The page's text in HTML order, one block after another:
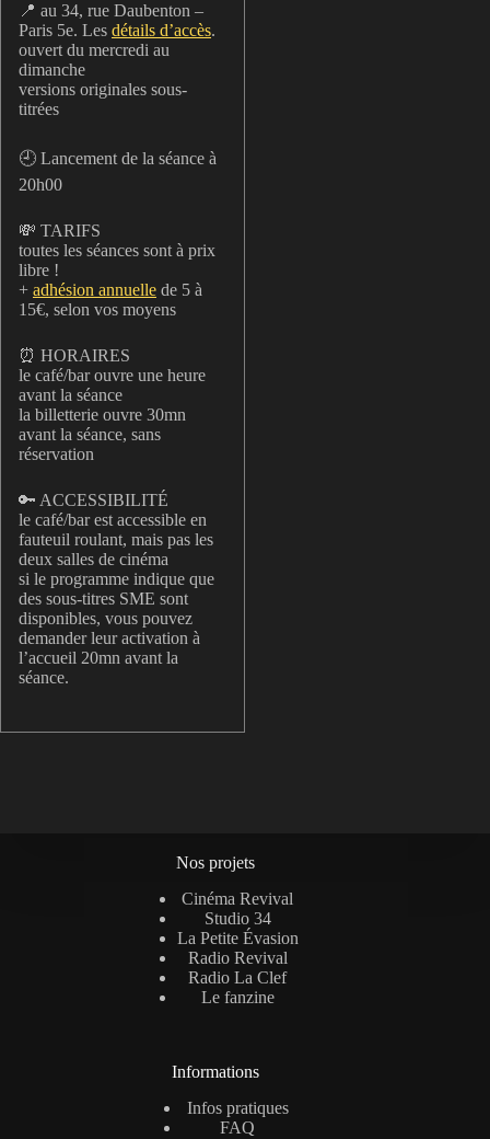
📍 au 34, rue Daubenton –
Paris 5e. Les détails d’accès.
ouvert du mercredi au
dimanche
versions originales sous-
titrées
🕘 Lancement de la séance à
20h00
💸 TARIFS
toutes les séances sont à prix
libre !
+ adhésion annuelle de 5 à
15€, selon vos moyens
⏰ HORAIRES
le café/bar ouvre une heure
avant la séance
la billetterie ouvre 30mn
avant la séance, sans
réservation
🔑 ACCESSIBILITÉ
le café/bar est accessible en
fauteuil roulant, mais pas les
deux salles de cinéma
si le programme indique que
des sous-titres SME sont
disponibles, vous pouvez
demander leur activation à
l’accueil 20mn avant la
séance.
Nos projets
Cinéma Revival
Studio 34
La Petite Évasion
Radio Revival
Radio La Clef
Le fanzine
Informations
Infos pratiques
FAQ